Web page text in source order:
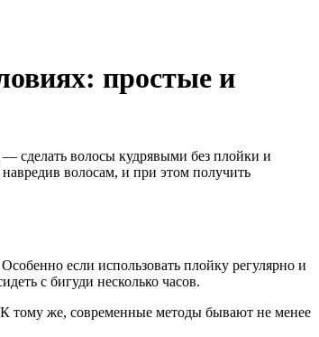
простые и
сделать волосы кудрявыми без плойки и
волосам, и при этом получить
если использовать плойку регулярно и
с бигуди несколько часов.
К тому же, современные методы бывают не менее